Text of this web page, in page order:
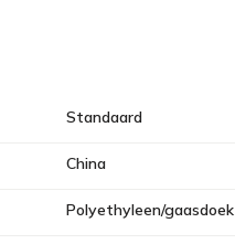
Standaard
China
Polyethyleen/gaasdoek